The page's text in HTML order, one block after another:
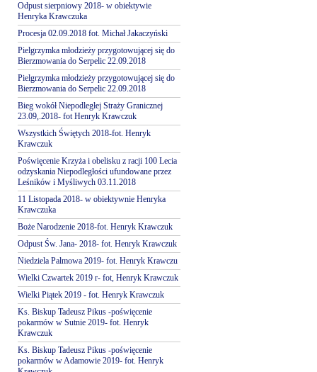
Odpust sierpniowy 2018- w obiektywie
Henryka Krawczuka
Procesja 02.09.2018 fot. Michał Jakaczyński
Pielgrzymka młodzieży przygotowującej się do
Bierzmowania do Serpelic 22.09.2018
Pielgrzymka młodzieży przygotowującej się do
Bierzmowania do Serpelic 22.09.2018
Bieg wokół Niepodległej Straży Granicznej
23.09,.2018- fot Henryk Krawczuk
Wszystkich Świętych 2018-fot. Henryk
Krawczuk
Poświęcenie Krzyża i obelisku z racji 100 Lecia
odzyskania Niepodległości ufundowane przez
Leśników i Myśliwych 03.11.2018
11 Listopada 2018- w obiektywnie Henryka
Krawczuka
Boże Narodzenie 2018-fot. Henryk Krawczuk
Odpust Św. Jana- 2018- fot. Henryk Krawczuk
Niedziela Palmowa 2019- fot. Henryk Krawczu
Wielki Czwartek 2019 r- fot, Henryk Krawczuk
Wielki Piątek 2019 - fot. Henryk Krawczuk
Ks. Biskup Tadeusz Pikus -poświęcenie
pokarmów w Sutnie 2019- fot. Henryk
Krawczuk
Ks. Biskup Tadeusz Pikus -poświęcenie
pokarmów w Adamowie 2019- fot. Henryk